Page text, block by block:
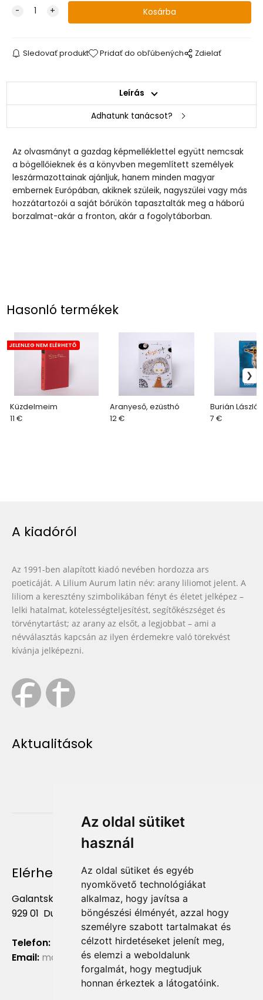
Az oldal sütiket
használ
Az oldal sütiket és egyéb
nyomkövető technológiákat
alkalmaz, hogy javítsa a
böngészési élményét, azzal hogy
személyre szabott tartalmakat és
célzott hirdetéseket jelenít meg,
és elemzi a weboldalunk
forgalmát, hogy megtudjuk
honnan érkeztek a látogatóink.
Sledovať produkt Pridať do obľúbených Zdielať
Leírás
Adhatunk tanácsot?
Az olvasmányt a gazdag képmelléklettel együtt nemcsak
a bögellőieknek és a könyvben megemlített személyek
leszármazottainak ajánljuk, hanem minden magyar
embernek Európában, akiknek szüleik, nagyszülei vagy más
hozzátartozói a saját bőrükön tapasztalták meg a háború
borzalmat-akár a fronton, akár a fogolytáborban.
Hasonló termékek
Küzdelmeim
JELENLEG NEM ELÉRHETŐ
11 €
Aranyeső, ezüsthó
12 €
Burián László
7 €
A kiadóról
Az 1991-ben alapított kiadó nevében hordozza ars
poeticáját. A Lilium Aurum latin név: arany liliomot jelent. A
liliom a keresztény szimbolikában fényt és életet jelképez –
lelki hatalmat, kötelességteljesítést, segítőkészséget és
törvénytartást; az arany az elsőt, a legjobbat – ami a
névválasztás kapcsán az ilyen érdemekre való törekvést
kívánja jelképezni.
Aktualitások
Elérhetőség
Galantská cesta 658/2F
929 01 Dunajská Streda
Telefon:
+421 903 724 781
Email: marketing@liliumaurum.sk